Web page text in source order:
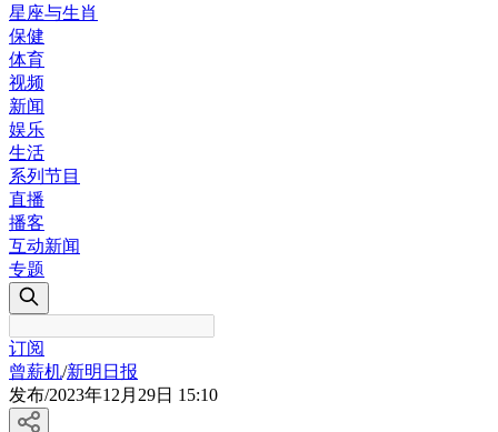
星座与生肖
保健
体育
视频
新闻
娱乐
生活
系列节目
直播
播客
互动新闻
专题
订阅
曾薪机/新明日报
发布/2023年12月29日 15:10